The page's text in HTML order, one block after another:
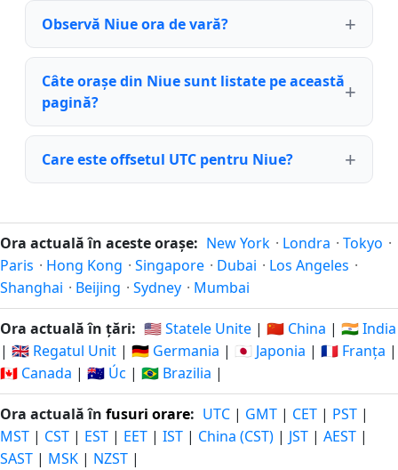
Observă Niue ora de vară?
Câte orașe din Niue sunt listate pe această
pagină?
Care este offsetul UTC pentru Niue?
Ora actuală în aceste orașe: New York · Londra · Tokyo ·
Paris · Hong Kong · Singapore · Dubai · Los Angeles ·
Shanghai · Beijing · Sydney · Mumbai
Ora actuală în țări: 🇺🇸 Statele Unite | 🇨🇳 China | 🇮🇳 India
| 🇬🇧 Regatul Unit | 🇩🇪 Germania | 🇯🇵 Japonia | 🇫🇷 Franța |
🇨🇦 Canada | 🇦🇺 Úc | 🇧🇷 Brazilia |
Ora actuală în fusuri orare: UTC | GMT | CET | PST |
MST | CST | EST | EET | IST | China (CST) | JST | AEST |
SAST | MSK | NZST |